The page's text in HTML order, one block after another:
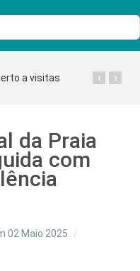
a visitas ›
‹
da Praia
com
02 Maio 2025